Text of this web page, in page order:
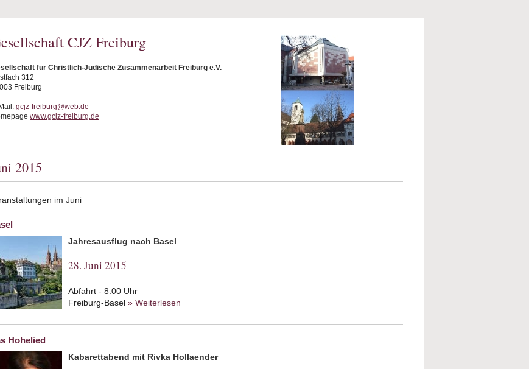
CJZ Freiburg
für Christlich-Jüdische Zusammenarbeit Freiburg e.V.
312
Freiburg
gcjz-freiburg@web.de
www.gcjz-freiburg.de
2015
im Juni
Jahresausflug nach Basel
28. Juni 2015
Abfahrt - 8.00 Uhr
Freiburg-Basel » Weiterlesen
Hohelied
Kabarettabend mit Rivka Hollaender